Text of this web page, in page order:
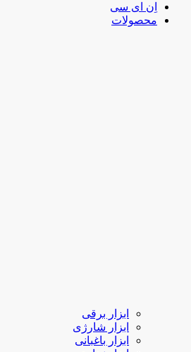
اِن ای سی
محصولات
ابزار برقی
ابزار شارژی
ابزار باغبانی